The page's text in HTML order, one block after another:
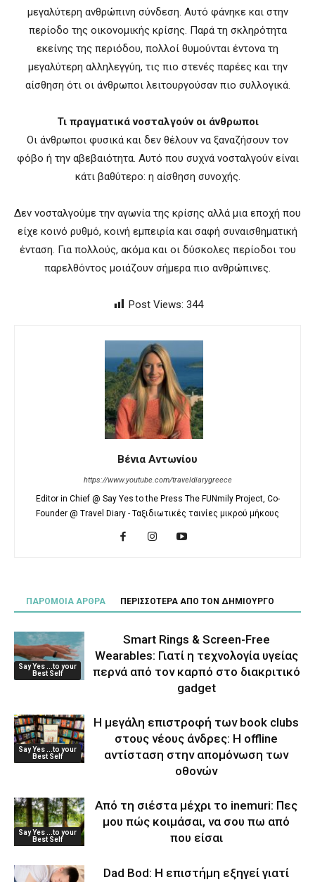
μεγαλύτερη ανθρώπινη σύνδεση. Αυτό φάνηκε και στην
περίοδο της οικονομικής κρίσης. Παρά τη σκληρότητα
εκείνης της περιόδου, πολλοί θυμούνται έντονα τη
μεγαλύτερη αλληλεγγύη, τις πιο στενές παρέες και την
αίσθηση ότι οι άνθρωποι λειτουργούσαν πιο συλλογικά.
Τι πραγματικά νοσταλγούν οι άνθρωποι
Οι άνθρωποι φυσικά και δεν θέλουν να ξαναζήσουν τον
φόβο ή την αβεβαιότητα. Αυτό που συχνά νοσταλγούν είναι
κάτι βαθύτερο: η αίσθηση συνοχής.
Δεν νοσταλγούμε την αγωνία της κρίσης αλλά μια εποχή που
είχε κοινό ρυθμό, κοινή εμπειρία και σαφή συναισθηματική
ένταση. Για πολλούς, ακόμα και οι δύσκολες περίοδοι του
παρελθόντος μοιάζουν σήμερα πιο ανθρώπινες.
Post Views: 344
Βένια Αντωνίου
https://www.youtube.com/traveldiarygreece
Editor in Chief @ Say Yes to the Press The FUNmily Project, Co-
Founder @ Travel Diary - Ταξιδιωτικές ταινίες μικρού μήκους
ΠΑΡΟΜΟΙΑ ΑΡΘΡΑ ΠΕΡΙΣΣΟΤΕΡΑ ΑΠΟ ΤΟΝ ΔΗΜΙΟΥΡΓΟ
Say Yes ...to your
Best Self
Smart Rings & Screen-Free
Wearables: Γιατί η τεχνολογία υγείας
περνά από τον καρπό στο διακριτικό
gadget
Say Yes ...to your
Best Self
Η μεγάλη επιστροφή των book clubs
στους νέους άνδρες: Η offline
αντίσταση στην απομόνωση των
οθονών
Say Yes ...to your
Best Self
Από τη σιέστα μέχρι το inemuri: Πες
μου πώς κοιμάσαι, να σου πω από
που είσαι
Dad Bod: Η επιστήμη εξηγεί γιατί